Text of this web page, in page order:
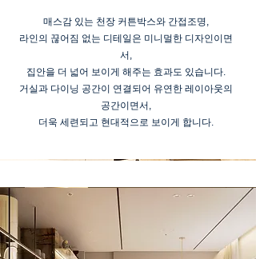
매스감 있는 천장 커튼박스와 간접조명,
라인의 끊어짐 없는 디테일은 미니멀한 디자인이면
서,
집안을 더 넓어 보이게 해주는 효과도 있습니다.
거실과 다이닝 공간이 연결되어 유연한 레이아웃의
공간이면서,
​더욱 세련되고 현대적으로 보이게 합니다.